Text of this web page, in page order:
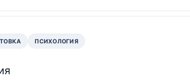
ПСИХОЛОГИЯ